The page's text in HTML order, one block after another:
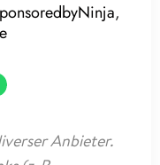
,
Anbieter.